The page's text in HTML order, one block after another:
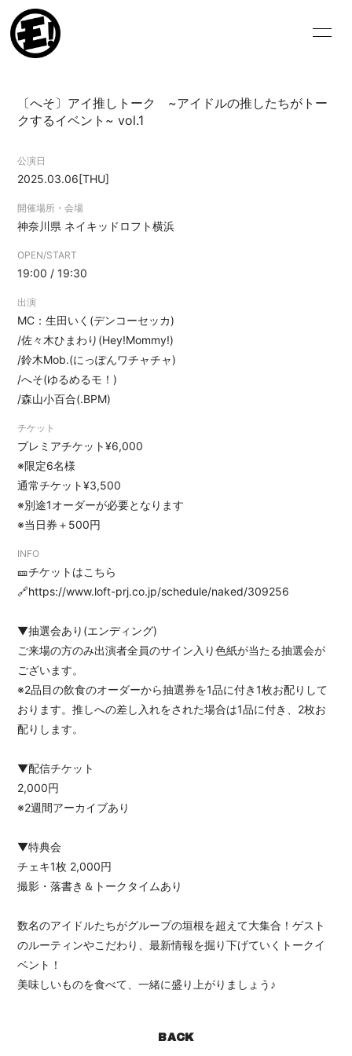
SCHEDULE VIDEO
BLOG
PHOTO
ログイン
〔へそ〕アイ推しトーク ~アイドルの推したちがトー
クするイベント~ vol.1
公演日
2025.03.06[THU]
開催場所・会場
神奈川県 ネイキッドロフト横浜
OPEN/START
19:00 / 19:30
出演
MC：生田いく(デンコーセッカ)
/佐々木ひまわり(Hey!Mommy!)
/鈴木Mob.(にっぽんワチャチャ)
/へそ(ゆるめるモ！)
/森山小百合(.BPM)
チケット
プレミアチケット¥6,000
※限定6名様
通常チケット¥3,500
※別途1オーダーが必要となります
※当日券＋500円
INFO
🎫チケットはこちら
🔗https://www.loft-prj.co.jp/schedule/naked/309256
▼抽選会あり(エンディング)
ご来場の方のみ出演者全員のサイン入り色紙が当たる抽選会が
ございます。
※2品目の飲食のオーダーから抽選券を1品に付き1枚お配りして
おります。推しへの差し入れをされた場合は1品に付き、2枚お
配りします。
▼配信チケット
2,000円
※2週間アーカイブあり
▼特典会
チェキ1枚 2,000円
撮影・落書き＆トークタイムあり
数名のアイドルたちがグループの垣根を超えて大集合！ゲスト
のルーティンやこだわり、最新情報を掘り下げていくトークイ
ベント！
美味しいものを食べて、一緒に盛り上がりましょう♪
BACK